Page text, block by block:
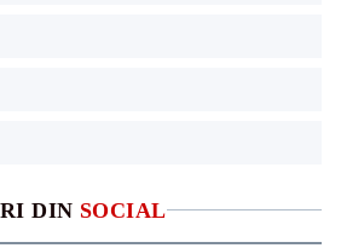
DIN SOCIAL